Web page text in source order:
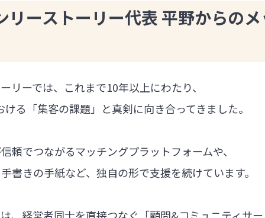
リーストーリー代表 平野からの
リーでは、これまで10年以上にわたり、
る「集客の課題」と真剣に向き合ってきました。
頼でつながるマッチングプラットフォームや、
書きの手紙など、独自の形で支援を続けています。
、経営者同士を直接つなぐ「顧問&コミュニティサ